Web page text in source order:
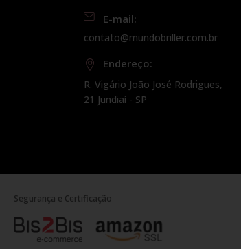
E-mail:
contato@mundobriller.com.br
Endereço:
R. Vigário João José Rodrigues,
21 Jundiaí - SP
Segurança e Certificação